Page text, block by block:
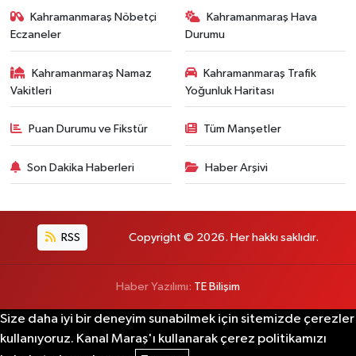
Kahramanmaraş Nöbetçi
Eczaneler
Kahramanmaraş Hava
Durumu
Kahramanmaraş Namaz
Vakitleri
Kahramanmaraş Trafik
Yoğunluk Haritası
Puan Durumu ve Fikstür Tüm Manşetler
Son Dakika Haberleri Haber Arşivi
RSS Copyright © 2026. Her hakkı saklıdır.
Haber Yazılımı: TE Bilişim
Size daha iyi bir deneyim sunabilmek için sitemizde çerezler
kullanıyoruz. Kanal Maraş'ı kullanarak çerez politikamızı